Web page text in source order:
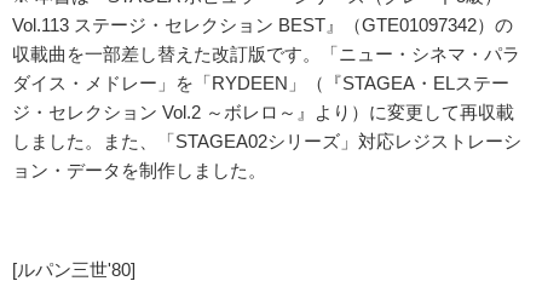
Vol.113 ステージ・セレクション BEST』（GTE01097342）の
収載曲を一部差し替えた改訂版です。「ニュー・シネマ・パラ
ダイス・メドレー」を「RYDEEN」（『STAGEA・ELステー
ジ・セレクション Vol.2 ～ボレロ～』より）に変更して再収載
しました。また、「STAGEA02シリーズ」対応レジストレーシ
ョン・データを制作しました。
[ルパン三世'80]